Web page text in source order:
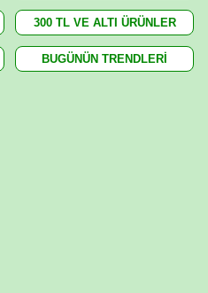
300 TL VE ALTI ÜRÜNLER
BUGÜNÜN TRENDLERİ